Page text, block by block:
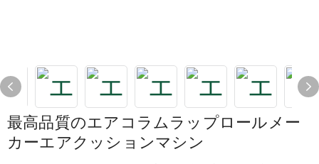
最高品質のエアコラムラップロールメー
カーエアクッションマシン